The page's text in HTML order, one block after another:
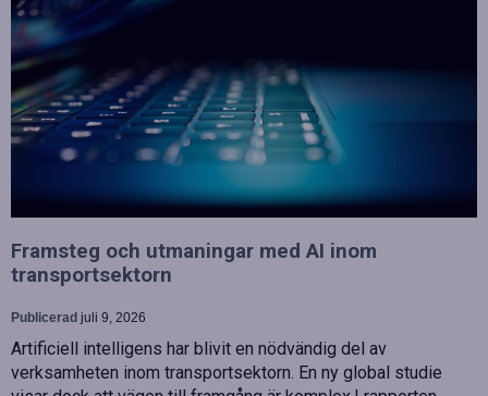
Framsteg och utmaningar med AI inom
transportsektorn
Publicerad juli 9, 2026
Artificiell intelligens har blivit en nödvändig del av
verksamheten inom transportsektorn. En ny global studie